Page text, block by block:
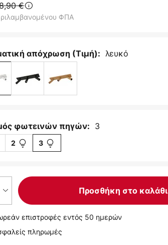
€
ΦΠΑ
απόχρωση (Τιμή): λευκό
φωτεινών πηγών: 3
2 3
Προσθήκη στο καλάθι
επιστροφές εντός 50 ημερών
πληρωμές